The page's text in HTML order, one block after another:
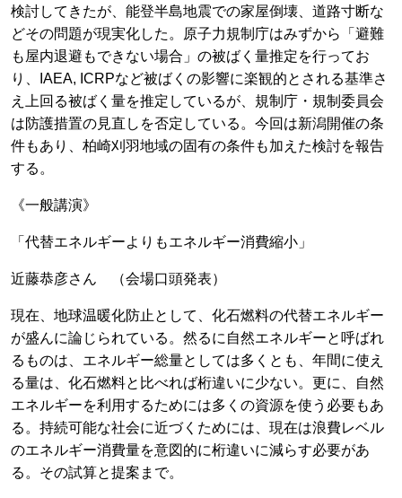
検討してきたが、能登半島地震での家屋倒壊、道路寸断な
どその問題が現実化した。原子力規制庁はみずから「避難
も屋内退避もできない場合」の被ばく量推定を行ってお
り、IAEA, ICRPなど被ばくの影響に楽観的とされる基準さ
え上回る被ばく量を推定しているが、規制庁・規制委員会
は防護措置の見直しを否定している。今回は新潟開催の条
件もあり、柏崎刈羽地域の固有の条件も加えた検討を報告
する。
《一般講演》
「代替エネルギーよりもエネルギー消費縮小」
近藤恭彦さん （会場口頭発表）
現在、地球温暖化防止として、化石燃料の代替エネルギー
が盛んに論じられている。然るに自然エネルギーと呼ばれ
るものは、エネルギー総量としては多くとも、年間に使え
る量は、化石燃料と比べれば桁違いに少ない。更に、自然
エネルギーを利用するためには多くの資源を使う必要もあ
る。持続可能な社会に近づくためには、現在は浪費レベル
のエネルギー消費量を意図的に桁違いに減らす必要があ
る。その試算と提案まで。